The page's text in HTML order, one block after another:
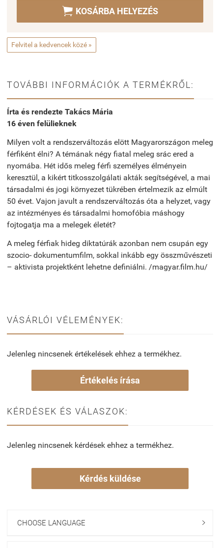
 KOSÁRBA HELYEZÉS
Felvitel a kedvencek közé »
TOVÁBBI INFORMÁCIÓK A TERMÉKRŐL:
Írta és rendezte Takács Mária
16 éven felülieknek
Milyen volt a rendszerváltozás elött Magyarországon meleg
férfiként élni? A témának négy fiatal meleg srác ered a
nyomába. Hét idős meleg férfi személyes élményein
keresztül, a kikért titkosszolgálati akták segítségével, a mai
társadalmi és jogi környezet tükrében értelmezik az elmúlt
50 évet. Vajon javult a rendszerváltozás óta a helyzet, vagy
az intézményes és társadalmi homofóbia máshogy
fojtogatja ma a melegek életét?
A meleg férfiak hideg diktatúrák azonban nem csupán egy
szocio- dokumentumfilm, sokkal inkább egy összművészeti
– aktivista projektként lehetne definiálni. /magyar.film.hu/
VÁSÁRLÓI VÉLEMÉNYEK:
Jelenleg nincsenek értékelések ehhez a termékhez.
Értékelés írása
KÉRDÉSEK ÉS VÁLASZOK:
Jelenleg nincsenek kérdések ehhez a termékhez.
Kérdés küldése
CHOOSE LANGUAGE 